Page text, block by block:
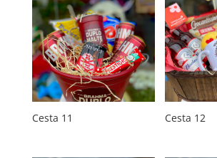
Cesta 11 Cesta 12